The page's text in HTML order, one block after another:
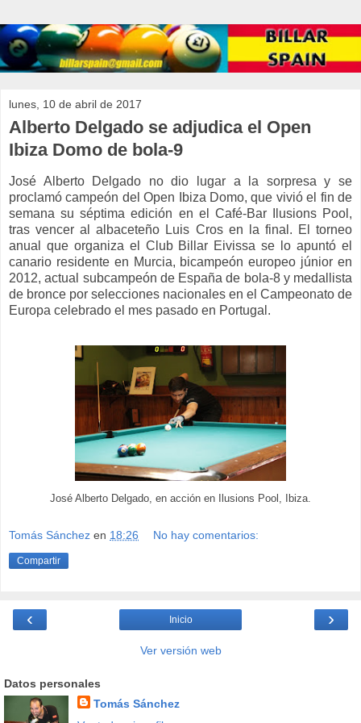
lunes, 10 de abril de 2017
Alberto Delgado se adjudica el Open
Ibiza Domo de bola-9
José Alberto Delgado no dio lugar a la sorpresa y se
proclamó campeón del Open Ibiza Domo, que vivió el fin de
semana su séptima edición en el Café-Bar Ilusions Pool,
tras vencer al albaceteño Luis Cros en la final. El torneo
anual que organiza el Club Billar Eivissa se lo apuntó el
canario residente en Murcia, bicampeón europeo júnior en
2012, actual subcampeón de España de bola-8 y medallista
de bronce por selecciones nacionales en el Campeonato de
Europa celebrado el mes pasado en Portugal.
José Alberto Delgado, en acción en Ilusions Pool, Ibiza.
Tomás Sánchez en 18:26 No hay comentarios:
Compartir
‹ ›
Inicio
Ver versión web
Datos personales
Tomás Sánchez